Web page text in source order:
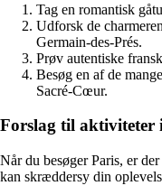
Tag en romantisk
Udforsk de
Germain-des-Prés.
Prøv autentiske
Besøg en af de
Sacré-Cœur.
Forslag til aktiviteter
Når du besøger Paris, er
kan skræddersy din